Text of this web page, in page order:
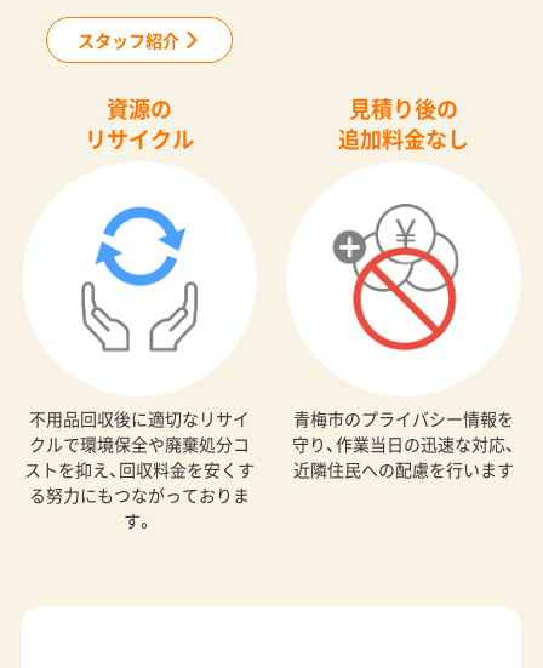
スタッフ紹介
資源の
リサイクル
不用品回収後に適切なリサイ
クルで環境保全や廃棄処分コ
ストを抑え、回収料金を安くす
る努力にもつながっておりま
す。
見積り後の
追加料金なし
青梅市のプライバシー情報を
守り、作業当日の迅速な対応、
近隣住民への配慮を行います